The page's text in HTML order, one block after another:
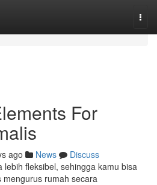
For
ago News
Discuss
lebih fleksibel, sehingga kamu bisa
mengurus rumah secara